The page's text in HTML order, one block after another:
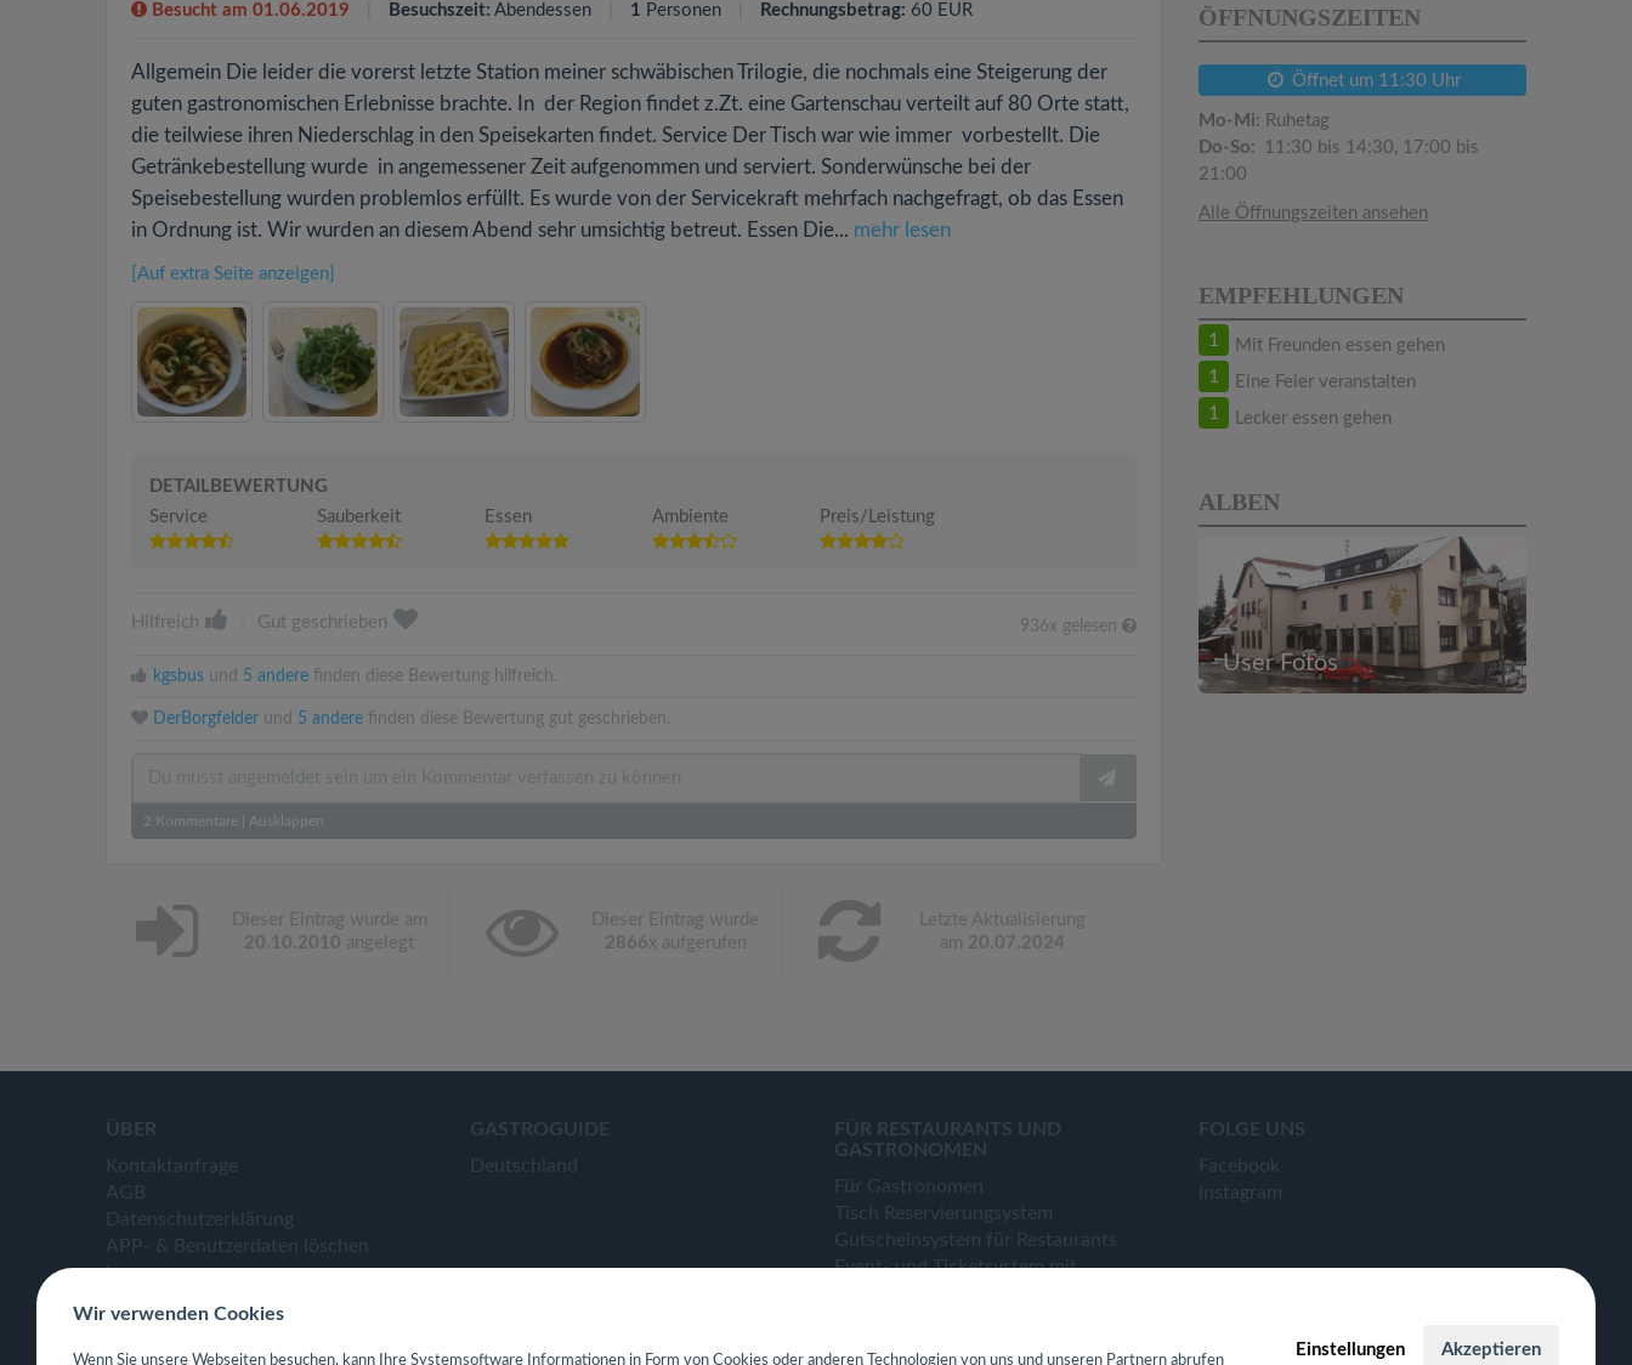
Besucht am 01.06.2019 Besuchszeit: Abendessen 1 Personen Rechnungsbetrag: 60 EUR
Allgemein Die leider die vorerst letzte Station meiner schwäbischen Trilogie, die nochmals eine Steigerung der
guten gastronomischen Erlebnisse brachte. In der Region findet z.Zt. eine Gartenschau verteilt auf 80 Orte statt,
die teilwiese ihren Niederschlag in den Speisekarten findet. Service Der Tisch war wie immer vorbestellt. Die
Getränkebestellung wurde in angemessener Zeit aufgenommen und serviert. Sonderwünsche bei der
Speisebestellung wurden problemlos erfüllt. Es wurde von der Servicekraft mehrfach nachgefragt, ob das Essen
in Ordnung ist. Wir wurden an diesem Abend sehr umsichtig betreut. Essen Die... mehr lesen
[Auf extra Seite anzeigen]
DETAILBEWERTUNG
Service
Sauberkeit Essen Ambiente Preis/Leistung
Hilfreich Gut geschrieben 936x gelesen
kgsbus und 5 andere finden diese Bewertung hilfreich.
DerBorgfelder und 5 andere finden diese Bewertung gut geschrieben.
2 Kommentare Ausklappen
Dieser Eintrag wurde am
20.10.2010 angelegt
Dieser Eintrag wurde
2866x aufgerufen
Letzte Aktualisierung
am 20.07.2024
ÖFFNUNGSZEITEN
Öffnet um 11:30 Uhr
Mo-Mi: Ruhetag
Do-So:
11:30 bis 14:30, 17:00 bis
21:00
Alle Öffnungszeiten ansehen
EMPFEHLUNGEN
1 Mit Freunden essen gehen
1 Eine Feier veranstalten
1 Lecker essen gehen
ALBEN
User Fotos
ÜBER
Kontaktanfrage
AGB
Datenschutzerklärung
APP- & Benutzerdaten löschen
Impressum
GASTROGUIDE
Deutschland
FÜR RESTAURANTS UND
GASTRONOMEN
Für Gastronomen
Tisch Reservierungsystem
Gutscheinsystem für Restaurants
Event- und Ticketsystem mit
FOLGE UNS
Facebook
Instagram
Wir verwenden Cookies
Wenn Sie unsere Webseiten besuchen, kann Ihre Systemsoftware Informationen in Form von Cookies oder anderen Technologien von uns und unseren Partnern abrufen
Einstellungen Akzeptieren